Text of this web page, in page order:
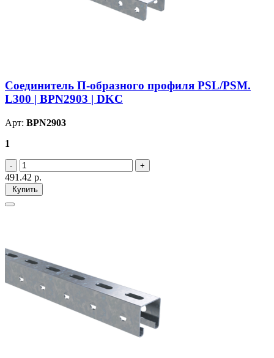
Соединитель П-образного профиля PSL/PSM.
L300 | BPN2903 | DKC
Арт: BPN2903
1
491.42 р.
Купить